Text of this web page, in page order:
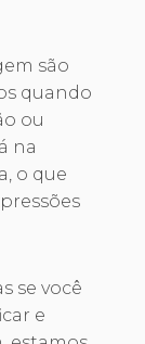
são
quando
ou
na
o que
se você
e